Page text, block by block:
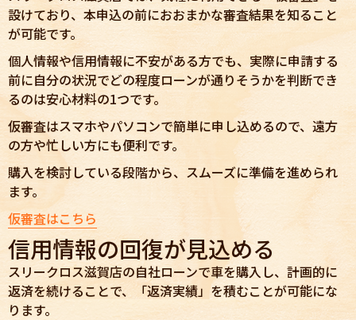
設けており、本申込の前におおまかな審査結果を知ること
が可能です。
個人情報や信用情報に不安がある方でも、実際に申請する
前に自分の状況でどの程度ローンが通りそうかを判断でき
るのは安心材料の1つです。
仮審査はスマホやパソコンで簡単に申し込めるので、遠方
の方や忙しい方にも便利です。
購入を検討している段階から、スムーズに準備を進められ
ます。
仮審査はこちら
信用情報の回復が見込める
スリークロス滋賀店の自社ローンで車を購入し、計画的に
返済を続けることで、「返済実績」を積むことが可能にな
ります。